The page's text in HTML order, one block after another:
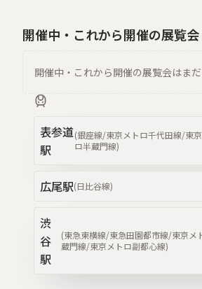
開催中・これから開催の展覧会
開催中・これから開催の展覧会はま
表参道
駅
(銀座線/東京メトロ千代田線/東
ロ半蔵門線)
広尾駅(日比谷線)
渋
谷
駅
(東急東横線/東急田園都市線/東京メ
蔵門線/東京メトロ副都心線)